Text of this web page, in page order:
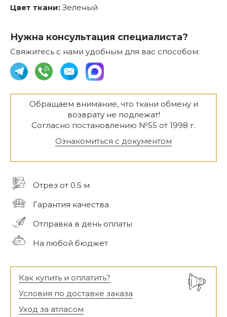
Цвет ткани: Зеленый
Нужна консультация специалиста?
Свяжитесь с нами удобным для вас способом:
Обращаем внимание, что ткани обмену и
возврату не подлежат!
Согласно постановлению №55 от 1998 г.
Ознакомиться с документом
Отрез от 0.5 м
Гарантия качества
Отправка в день оплаты
На любой бюджет
Как купить и оплатить?
Условия по доставке заказа
Уход за атласом